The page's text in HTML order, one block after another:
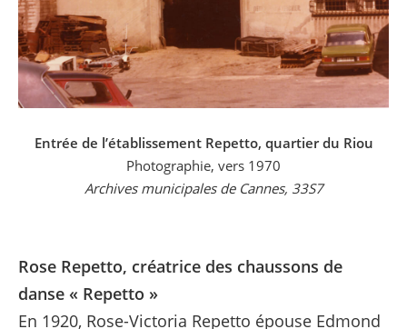
Entrée de l’établissement Repetto, quartier du Riou
Photographie, vers 1970
Archives municipales de Cannes, 33S7
Rose Repetto, créatrice des chaussons de
danse « Repetto »
En 1920, Rose-Victoria Repetto épouse Edmond